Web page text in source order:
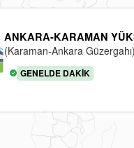
ANKARA-KARAMAN
(Karaman-Ankara Güzergahı)
GENELDE DAKIK